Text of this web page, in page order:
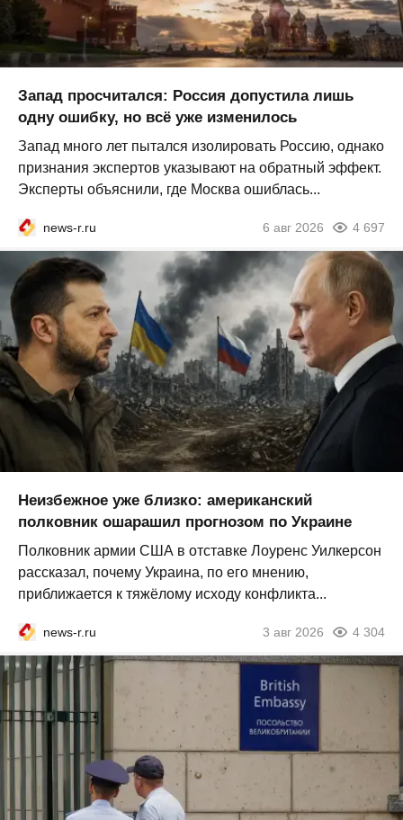
Запад просчитался: Россия допустила лишь
одну ошибку, но всё уже изменилось
Запад много лет пытался изолировать Россию, однако
признания экспертов указывают на обратный эффект.
Эксперты объяснили, где Москва ошиблась...
news-r.ru 6 авг 2026 4 697
Неизбежное уже близко: американский
полковник ошарашил прогнозом по Украине
Полковник армии США в отставке Лоуренс Уилкерсон
рассказал, почему Украина, по его мнению,
приближается к тяжёлому исходу конфликта...
news-r.ru 3 авг 2026 4 304